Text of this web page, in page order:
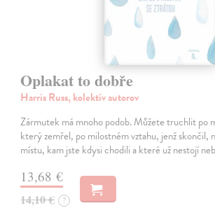
Oplakat to dobře
Harris Russ, kolektív autorov
Zármutek má mnoho podob. Můžete truchlit po
který zemřel, po milostném vztahu, jenž skončil,
místu, kam jste kdysi chodili a které už nestojí
13,68 €
14,10 € ?